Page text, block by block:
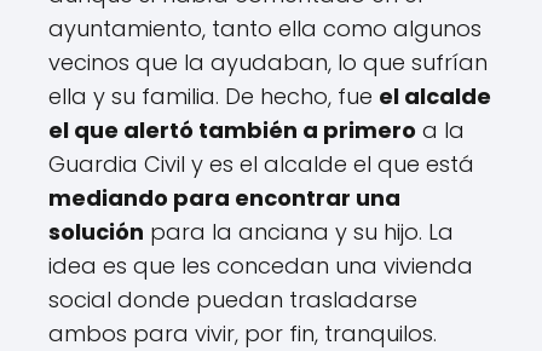
ayuntamiento, tanto ella como algunos
vecinos que la ayudaban, lo que sufrían
ella y su familia. De hecho, fue el alcalde
el que alertó también a primero a la
Guardia Civil y es el alcalde el que está
mediando para encontrar una
solución para la anciana y su hijo. La
idea es que les concedan una vivienda
social donde puedan trasladarse
ambos para vivir, por fin, tranquilos.